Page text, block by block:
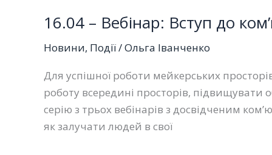
16.04 – Вебінар: Вступ до
Новини, Події/Ольга Іванченко
Для успішної роботи мейкерських
роботу всередині просторів, підвищувати
серію з трьох вебінарів з досвідченим
як залучати людей в свої